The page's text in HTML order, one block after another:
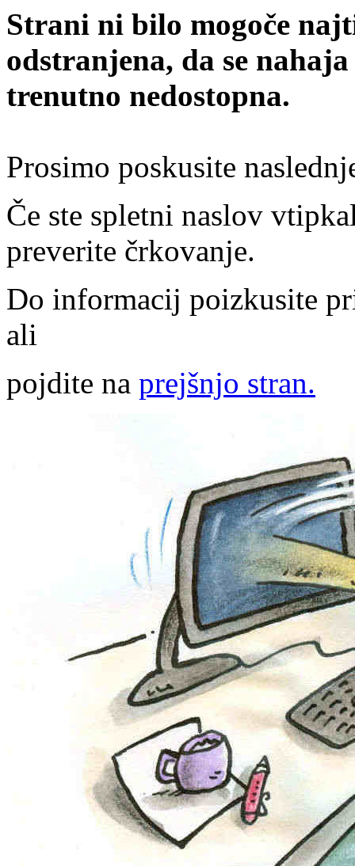
Strani ni bilo mogoče
odstranjena, da se
trenutno nedostopna.
Prosimo poskusite
Če ste spletni naslov
preverite črkovanje.
Do informacij poizkusite
ali
pojdite na prejšnjo stran.